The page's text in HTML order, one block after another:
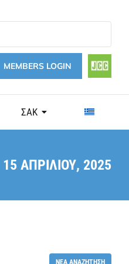
MEMBERS LOGIN
ΣΑΚ
15 ΑΠΡΙΛΊΟΥ, 2025
ΝΈΑ ΑΝΑΖΉΤΗΣΗ